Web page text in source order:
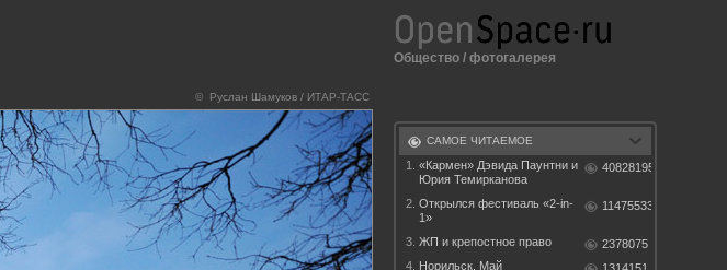
© Руслан Шамуков / ИТАР-ТАСС
Общество / фотогалерея
САМОЕ ЧИТАЕМОЕ
1.
«Кармен» Дэвида Паунтни и
Юрия Темирканова
40828195
2. Открылся фестиваль «2-in-
1»
11475533
3. ЖП и крепостное право
2378075
4. Норильск. Май